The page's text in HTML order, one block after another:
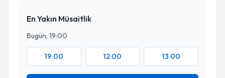
En Yakın Müsaitlik
Bugün, 19:00
19:00 12:00 13:00